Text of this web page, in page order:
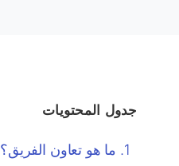
جدول المحتويات
ما هو تعاون الفريق؟